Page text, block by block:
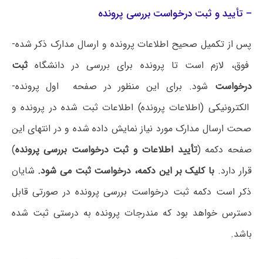
– تأیید و ثبت درخواست بررسی پرونده
پس از تکمیل صحیح اطلاعات پرونده و ارسال مدارک ذکر شده­
فوق، لازم است تا پرونده برای بررسی در دانشگاهثبت
درخواستشود. برای این منظور در صفحه اول پرونده­
الکترونیکی (اطلاعات پرونده) اطلاعات ثبت شده در پرونده و
صحت ارسال مدارک مورد نیاز نمایش داده شده و در انتهای این
صفحه دکمه (تأیید اطلاعات و ثبت درخواست بررسی پرونده)
قرار دارد. با کلیک بر این دکمه، درخواست ثبت می شود. شایان
ذکر است دکمه ثبت درخواست بررسی پرونده در صورتی قابل
دسترس خواهد بود که مندرجات پرونده به درستی ثبت شده
باشد.